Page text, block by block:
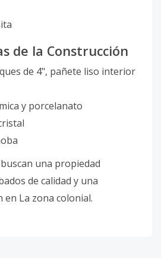
de la Construcción
de 4", pañete liso interior
y porcelanato
una propiedad
de calidad y una
en La zona colonial.